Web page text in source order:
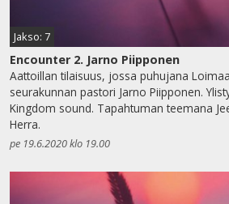
Jakso: 7
Encounter 2. Jarno Piipponen
Aattoillan tilaisuus, jossa puhujana
seurakunnan pastori Jarno Piipponen.
Kingdom sound. Tapahtuman teemana
Herra.
pe 19.6.2020 klo 19.00